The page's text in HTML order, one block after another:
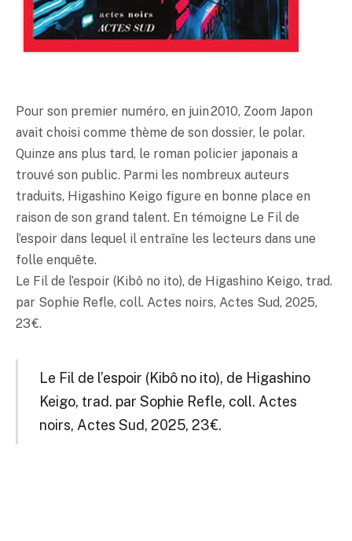
Pour son premier numéro, en juin 2010, Zoom Japon
avait choisi comme thème de son dossier, le polar.
Quinze ans plus tard, le roman policier japonais a
trouvé son public. Parmi les nombreux auteurs
traduits, Higashino Keigo figure en bonne place en
raison de son grand talent. En témoigne Le Fil de
l’espoir dans lequel il entraîne les lecteurs dans une
folle enquête.
Le Fil de l’espoir (Kibô no ito), de Higashino Keigo, trad.
par Sophie Refle, coll. Actes noirs, Actes Sud, 2025,
23 €.
Le Fil de l’espoir (Kibô no ito), de Higashino
Keigo, trad. par Sophie Refle, coll. Actes
noirs, Actes Sud, 2025, 23 €.